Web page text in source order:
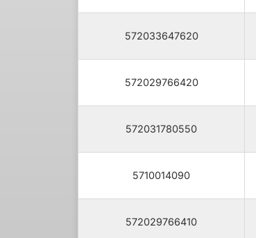
572033647620
572029766420
572031780550
5710014090
572029766410